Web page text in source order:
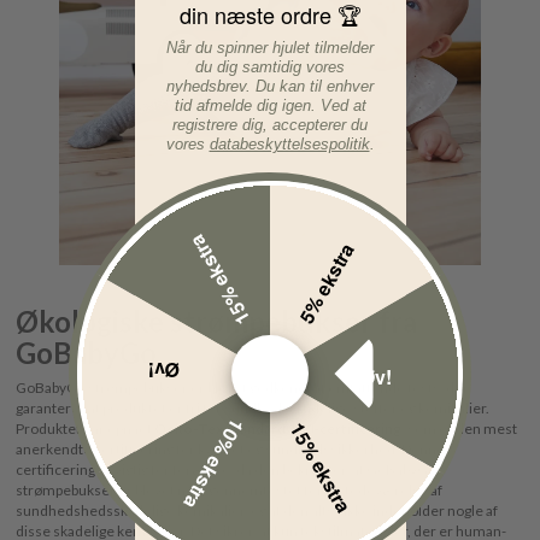
Økologiske strømpebukser fra
GoBabyGo
GoBabyGo strømpebukser er blevet godkendt af omfattende tests, der
garanterer at produktet er fri for sundhedsskadelige stoffer og kemikalier.
Produktet har opnået
Oeko-Tex Standard 100-certificering
, som er den mest
anerkendte certificering for kvalitet og sundhedssikkerhed. Denne
certificering er vigtig for forældre, da den bekræfter, at GoBabyGo
strømpebukser er blevet nøje gennemtestet for tilstedeværelse af
sundhedshedsskadelige kemikalier, og at den altså ikke indeholder nogle af
disse skadelige kemikalier. Det sikrer, at kun tekstilmaterialer, der er human-
din næste ordre 🏆
Når du spinner hjulet tilmelder
du dig samtidig vores
nyhedsbrev. Du kan til enhver
tid afmelde dig igen. Ved at
registrere dig, accepterer du
vores databeskyttelsespolitik.
5% ekstra
Øv!
15% ekstra
10% ekstra
Øv!
15% ekstra